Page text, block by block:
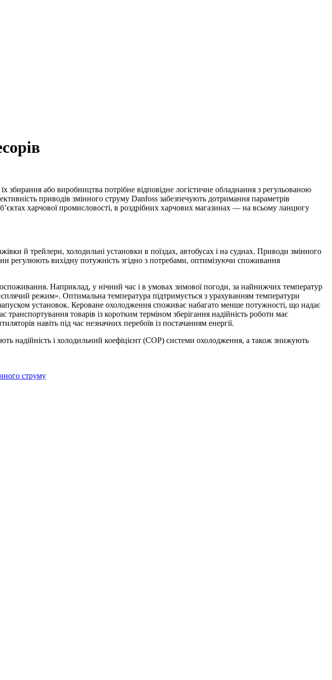
збирання або виробництва потрібне відповідне логістичне обладнання з регульованою
приводів змінного струму Danfoss забезпечують дотримання параметрів
харчової промисловості, в роздрібних харчових магазинах — на всьому ланцюгу
й трейлери, холодильні установки в поїздах, автобусах і на суднах. Приводи змінного
регулюють вихідну потужність згідно з потребами, оптимізуючи споживання
Наприклад, у нічний час і в умовах зимової погоди, за найнижчих температур
режим». Оптимальна температура підтримується з урахуванням температури
установок. Кероване охолодження споживає набагато менше потужності, що надає
товарів із коротким терміном зберігання надійність роботи має
навіть під час незначних перебоїв із постачанням енергії.
надійність і холодильний коефіцієнт (СОР) системи охолодження, а також знижують
струму